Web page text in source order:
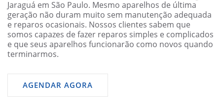
Jaraguá em São Paulo. Mesmo aparelhos de última
geração não duram muito sem manutenção adequada
e reparos ocasionais. Nossos clientes sabem que
somos capazes de fazer reparos simples e complicados
e que seus aparelhos funcionarão como novos quando
terminarmos.
AGENDAR AGORA